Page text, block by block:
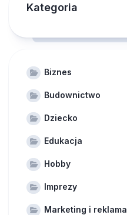
Kategoria
Biznes
Budownictwo
Dziecko
Edukacja
Hobby
Imprezy
Marketing i reklama